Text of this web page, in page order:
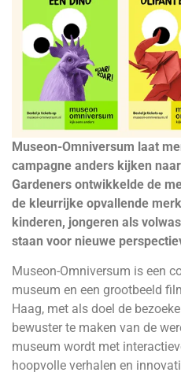
Museon-Omniversum laat
campagne anders kijken
Gardeners ontwikkelde de
de kleurrijke opvallende
kinderen, jongeren als
staan voor nieuwe
Museon-Omniversum is een
museum en een grootbeeld
Haag, met als doel de
bewuster te maken van de
museum wordt met
hoopvolle verhalen en